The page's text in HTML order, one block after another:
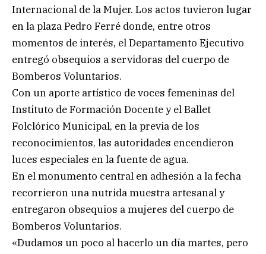
Internacional de la Mujer. Los actos tuvieron lugar
en la plaza Pedro Ferré donde, entre otros
momentos de interés, el Departamento Ejecutivo
entregó obsequios a servidoras del cuerpo de
Bomberos Voluntarios.
Con un aporte artístico de voces femeninas del
Instituto de Formación Docente y el Ballet
Folclórico Municipal, en la previa de los
reconocimientos, las autoridades encendieron
luces especiales en la fuente de agua.
En el monumento central en adhesión a la fecha
recorrieron una nutrida muestra artesanal y
entregaron obsequios a mujeres del cuerpo de
Bomberos Voluntarios.
«Dudamos un poco al hacerlo un día martes, pero